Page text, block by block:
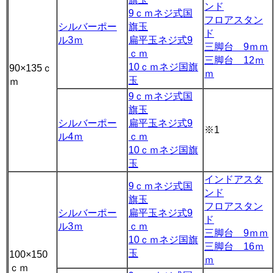
90×135ｃ
ｍ
シルバーポー
ル3ｍ
9ｃｍネジ式国
旗玉
扁平玉ネジ式9
ｃｍ
10ｃｍネジ国旗
玉
ンド
フロアスタン
ド
三脚台 9ｍｍ
三脚台 12ｍ
ｍ
シルバーポー
ル4ｍ
9ｃｍネジ式国
旗玉
扁平玉ネジ式9
ｃｍ
10ｃｍネジ国旗
玉
※1
100×150
ｃｍ
シルバーポー
ル3ｍ
9ｃｍネジ式国
旗玉
扁平玉ネジ式9
ｃｍ
10ｃｍネジ国旗
玉
インドアスタ
ンド
フロアスタン
ド
三脚台 9ｍｍ
三脚台 16ｍ
ｍ